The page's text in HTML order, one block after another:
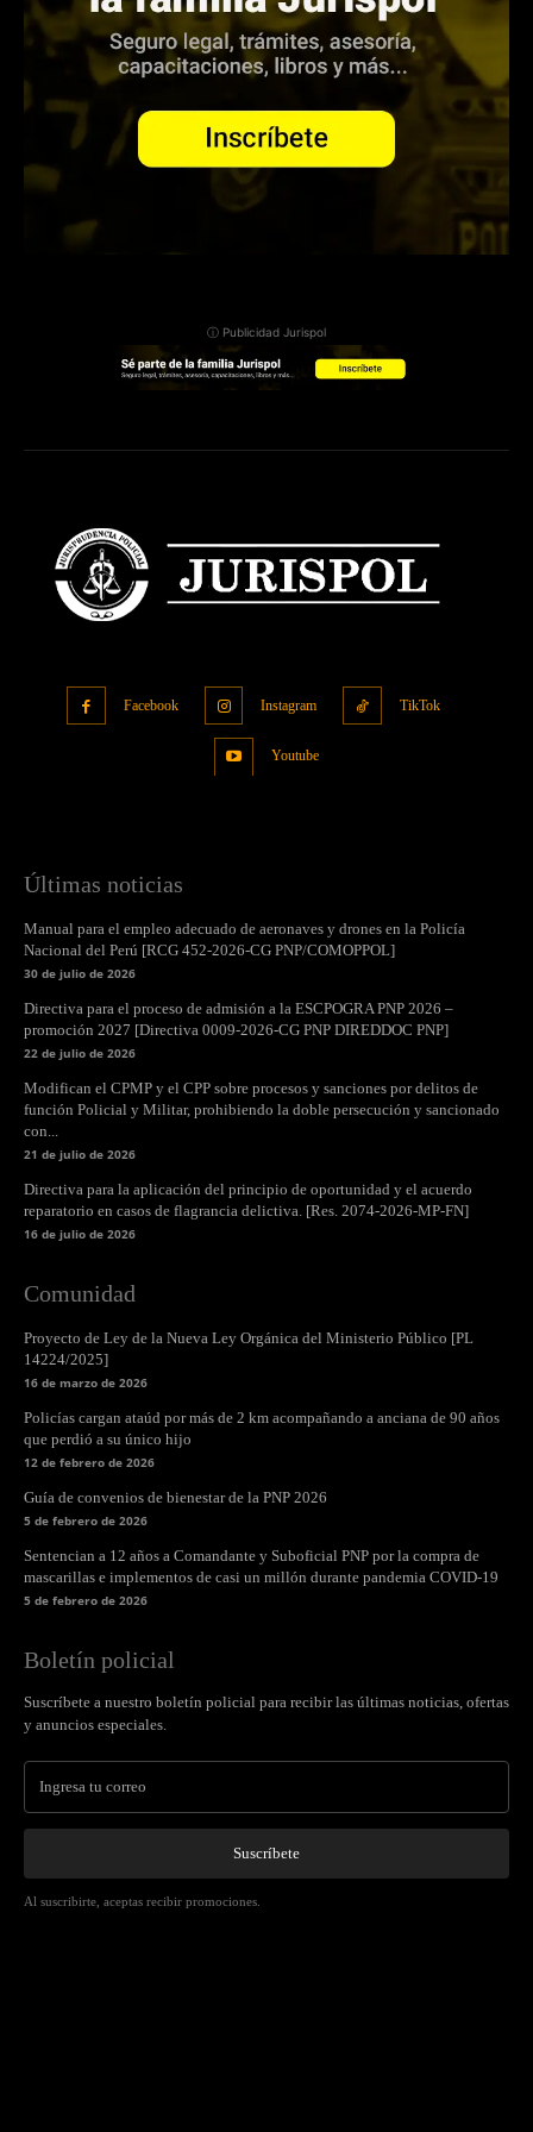
ⓘ Publicidad Jurispol
Facebook Instagram TikTok
Youtube
Últimas noticias
Manual para el empleo adecuado de aeronaves y drones en la Policía
Nacional del Perú [RCG 452-2026-CG PNP/COMOPPOL]
30 de julio de 2026
Directiva para el proceso de admisión a la ESCPOGRA PNP 2026 –
promoción 2027 [Directiva 0009-2026-CG PNP DIREDDOC PNP]
22 de julio de 2026
Modifican el CPMP y el CPP sobre procesos y sanciones por delitos de
función Policial y Militar, prohibiendo la doble persecución y sancionado
con...
21 de julio de 2026
Directiva para la aplicación del principio de oportunidad y el acuerdo
reparatorio en casos de flagrancia delictiva. [Res. 2074-2026-MP-FN]
16 de julio de 2026
Comunidad
Proyecto de Ley de la Nueva Ley Orgánica del Ministerio Público [PL
14224/2025]
16 de marzo de 2026
Policías cargan ataúd por más de 2 km acompañando a anciana de 90 años
que perdió a su único hijo
12 de febrero de 2026
Guía de convenios de bienestar de la PNP 2026
5 de febrero de 2026
Sentencian a 12 años a Comandante y Suboficial PNP por la compra de
mascarillas e implementos de casi un millón durante pandemia COVID-19
5 de febrero de 2026
Boletín policial
Suscríbete a nuestro boletín policial para recibir las últimas noticias, ofertas
y anuncios especiales.
Suscríbete
Al suscribirte, aceptas recibir promociones.